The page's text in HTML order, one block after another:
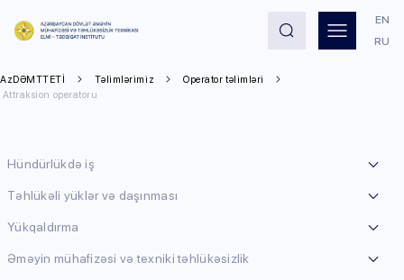
EN
RU
AzDƏMTTETİ Təlimlərimiz
Operator təlimləri
Attraksion operatoru
Hündürlükdə iş
Təhlükəli yüklər və daşınması
Yükqaldırma
Əməyin mühafizəsi və texniki təhlükəsizlik